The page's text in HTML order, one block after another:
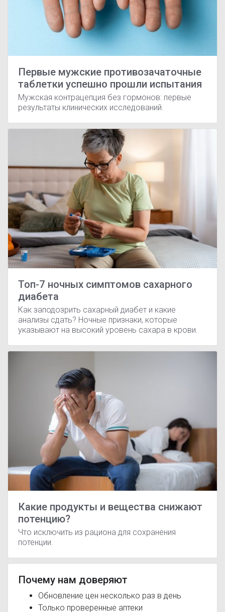
Первые мужские противозачаточные
таблетки успешно прошли испытания
Мужская контрацепция без гормонов: первые
результаты клинических исследований.
Топ-7 ночных симптомов сахарного
диабета
Как заподозрить сахарный диабет и какие
анализы сдать? Ночные признаки, которые
указывают на высокий уровень сахара в крови.
Какие продукты и вещества снижают
потенцию?
Что исключить из рациона для сохранения
потенции.
Почему нам доверяют
Обновление цен несколько раз в день
Только проверенные аптеки